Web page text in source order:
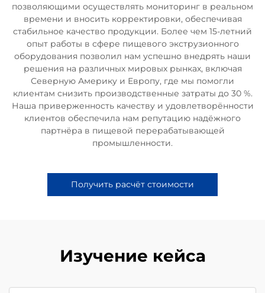
позволяющими осуществлять мониторинг в реальном
времени и вносить корректировки, обеспечивая
стабильное качество продукции. Более чем 15-летний
опыт работы в сфере пищевого экструзионного
оборудования позволил нам успешно внедрять наши
решения на различных мировых рынках, включая
Северную Америку и Европу, где мы помогли
клиентам снизить производственные затраты до 30 %.
Наша приверженность качеству и удовлетворённости
клиентов обеспечила нам репутацию надёжного
партнёра в пищевой перерабатывающей
промышленности.
Получить расчёт стоимости
Изучение кейса